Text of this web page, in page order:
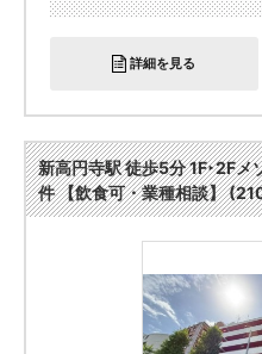
詳細を見る
新高円寺駅 徒歩5分 1F‣2Fメ
件 【飲食可・業種相談】